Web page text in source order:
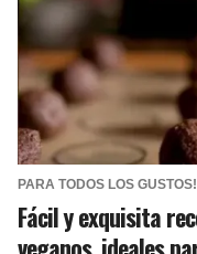
PARA TODOS LOS GUSTOS!
Fácil y exquisita